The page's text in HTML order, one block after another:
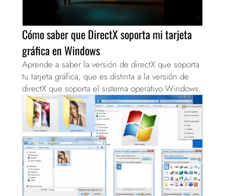
Cómo saber que DirectX soporta mi tarjeta
gráfica en Windows
Aprende a saber la versión de directX que soporta
tu tarjeta gráfica, que es distinta a la versión de
directX que soporta el sistema operativo Windows.